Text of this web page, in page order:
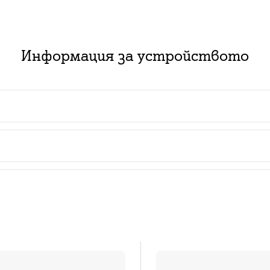
Информация за устройството
с абонаментен план за услуга:
на нов абонамент за съответния тарифен план
за нови и за настоящи абонати с изтекъл или